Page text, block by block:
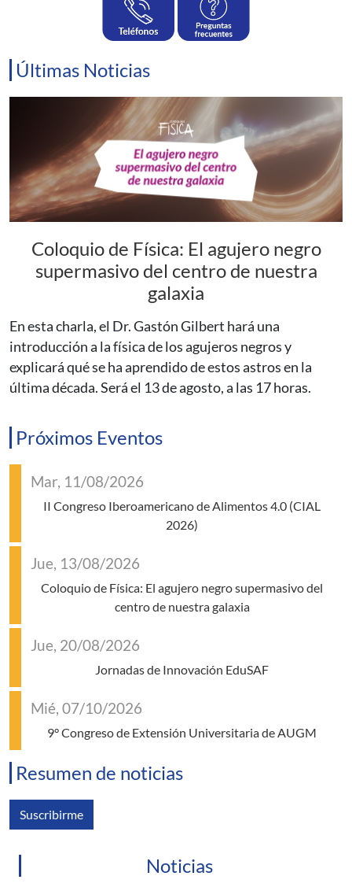
Últimas Noticias
Coloquio de Física: El agujero negro
supermasivo del centro de nuestra
galaxia
En esta charla, el Dr. Gastón Gilbert hará una
introducción a la física de los agujeros negros y
explicará qué se ha aprendido de estos astros en la
última década. Será el 13 de agosto, a las 17 horas.
Próximos Eventos
Mar, 11/08/2026
II Congreso Iberoamericano de Alimentos 4.0 (CIAL
2026)
Jue, 13/08/2026
Coloquio de Física: El agujero negro supermasivo del
centro de nuestra galaxia
Jue, 20/08/2026
Jornadas de Innovación EduSAF
Mié, 07/10/2026
9° Congreso de Extensión Universitaria de AUGM
Resumen de noticias
Suscribirme
Noticias